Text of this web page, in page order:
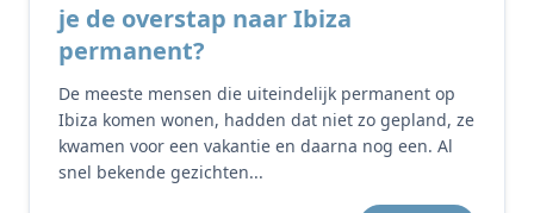
je de overstap naar Ibiza
permanent?
De meeste mensen die uiteindelijk permanent op
Ibiza komen wonen, hadden dat niet zo gepland, ze
kwamen voor een vakantie en daarna nog een. Al
snel bekende gezichten...